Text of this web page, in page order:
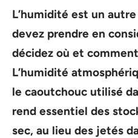
L’humidité est un
devez prendre en
décidez où et
L’humidité
le caoutchouc utilisé
rend essentiel des
sec, au lieu des jetés